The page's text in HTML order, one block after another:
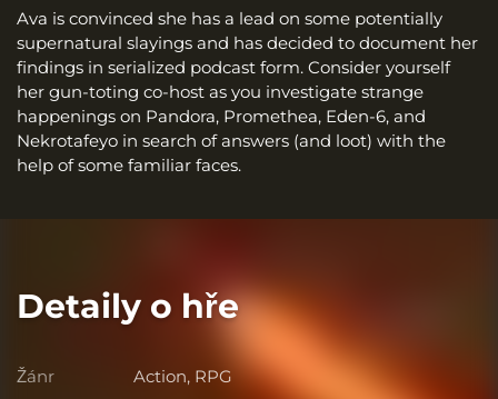
Ava is convinced she has a lead on some potentially
supernatural slayings and has decided to document her
findings in serialized podcast form. Consider yourself
her gun-toting co-host as you investigate strange
happenings on Pandora, Promethea, Eden-6, and
Nekrotafeyo in search of answers (and loot) with the
help of some familiar faces.
Detaily o hře
Žánr Žánr
Action, RPG